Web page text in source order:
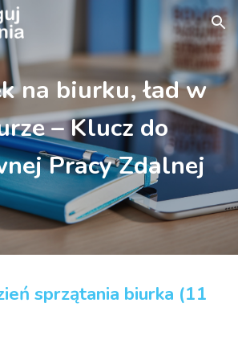
Skip to navigation
na biurku, ład w
– Klucz do
Pracy Zdalnej
sprzątania biurka (11